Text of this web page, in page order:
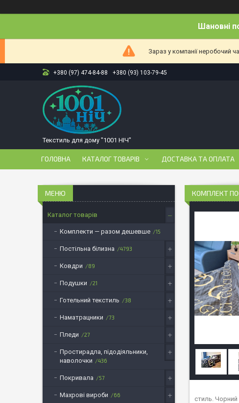
Шановні
Зараз у компанії неробочий
+380 (97) 474-84-88 +380 (93) 103-79-45
Текстиль для дому "1001 НІЧ"
ГОЛОВНА КАТАЛОГ ТОВАРІВ ДОСТАВКА ТА ОПЛАТА
КОМПЛЕКТ
стиль. Чорний
Каталог товарів
Комплекти — разом дешевше 15
Постільна білизна 4793
Ковдри 89
Подушки 21
Готельний текстиль 38
Наматрацники 73
Пледи 27
Простирадла, підодіяльники,
наволочки
436
Покривала 57
Махрові вироби 66